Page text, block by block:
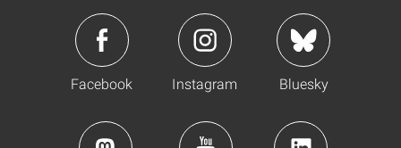
Facebook Instagram Bluesky